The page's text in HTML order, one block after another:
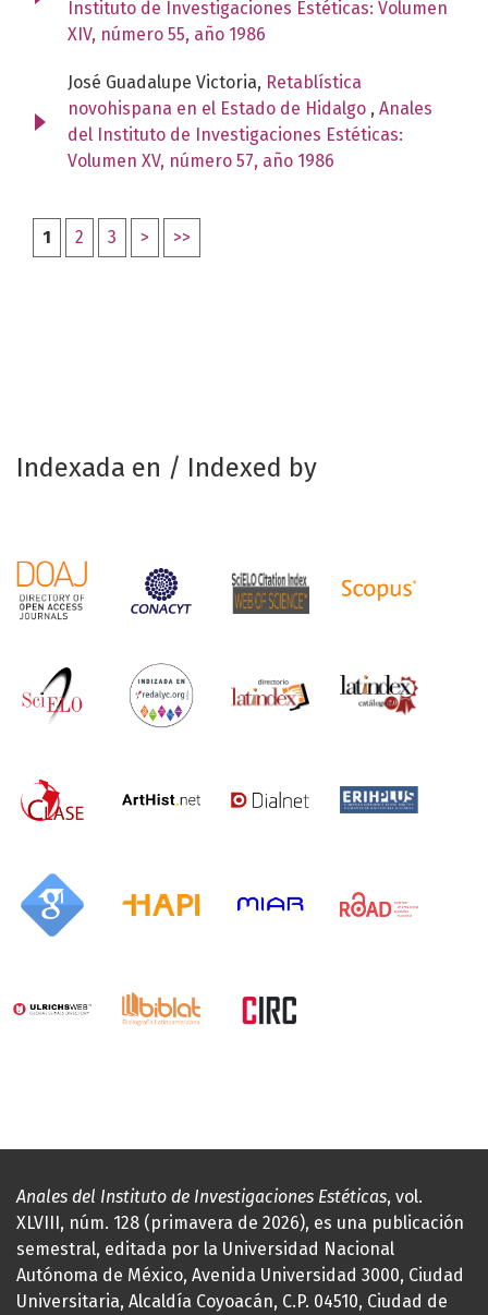
Instituto de Investigaciones Estéticas: Volumen
XIV, número 55, año 1986
José Guadalupe Victoria, Retablística
novohispana en el Estado de Hidalgo , Anales
del Instituto de Investigaciones Estéticas:
Volumen XV, número 57, año 1986
1 2 3 > >>
Indexada en / Indexed by
Anales del Instituto de Investigaciones Estéticas, vol.
XLVIII, núm. 128 (primavera de 2026), es una publicación
semestral, editada por la Universidad Nacional
Autónoma de México, Avenida Universidad 3000, Ciudad
Universitaria, Alcaldía Coyoacán, C.P. 04510, Ciudad de